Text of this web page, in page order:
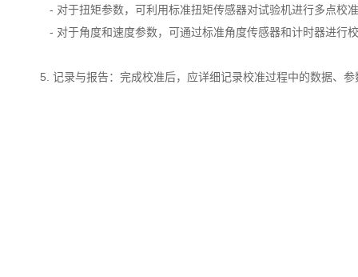
- 对于扭矩参数，可利用标准扭矩传感器对试验机进行多点校
- 对于角度和速度参数，可通过标准角度传感器和计时器进行
5. 记录与报告：完成校准后，应详细记录校准过程中的数据、